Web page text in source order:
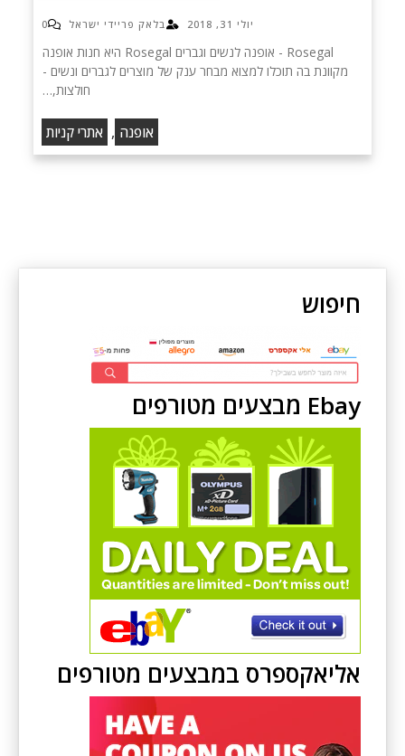
יולי 31, 2018 בלאק פריידי ישראל 0
Rosegal - אופנה לנשים וגברים Rosegal היא חנות אופנה
מקוונת בה תוכלו למצוא מבחר ענק של מוצרים לגברים ונשים -
חולצות,…
אופנה , אתרי קניות
חיפוש
Ebay מבצעים מטורפים
אליאקספרס במבצעים מטורפים